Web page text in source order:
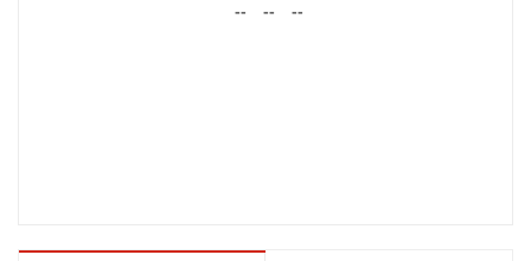
董事长王辉在发布会上透露，截至8月8日，华为乾崑智驾里程
-- -- --